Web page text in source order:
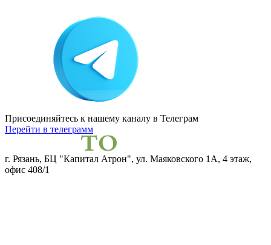
Присоединяйтесь к нашему каналу в Телеграм
Перейти в телеграмм
г. Рязань, БЦ "Капитал Атрон", ул. Маяковского 1А, 4 этаж,
офис 408/1